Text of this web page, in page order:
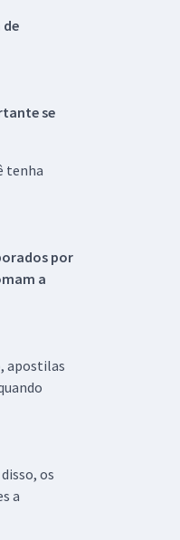
de
se
tenha
por
a
apostilas
os
a